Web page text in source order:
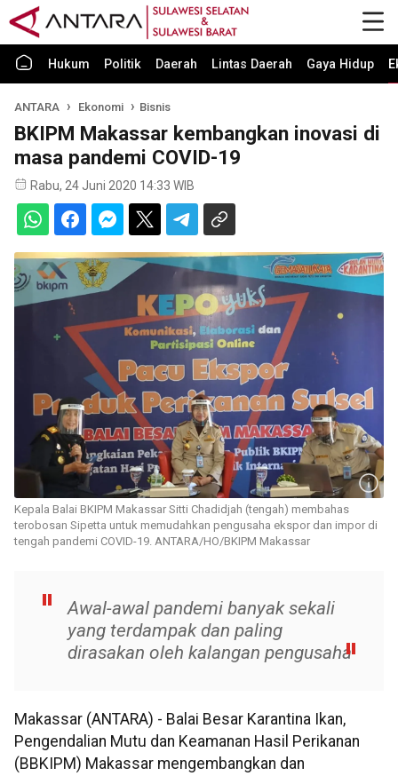
Hukum Politik Daerah Lintas Daerah Gaya Hidup
ANTARA Ekonomi Bisnis
BKIPM Makassar kembangkan inovasi di
masa pandemi COVID-19
Rabu, 24 Juni 2020 14:33 WIB
Kepala Balai BKIPM Makassar Sitti Chadidjah (tengah) membahas
terobosan Sipetta untuk memudahkan pengusaha ekspor dan impor di
tengah pandemi COVID-19. ANTARA/HO/BKIPM Makassar
Awal-awal pandemi banyak sekali
yang terdampak dan paling
dirasakan oleh kalangan pengusaha
Makassar (ANTARA) - Balai Besar Karantina Ikan,
Pengendalian Mutu dan Keamanan Hasil Perikanan
(BBKIPM) Makassar mengembangkan dan